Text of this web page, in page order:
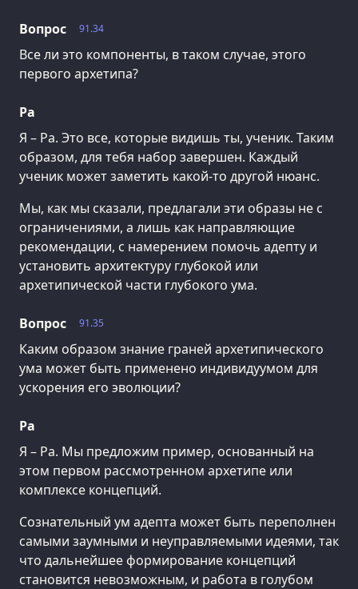
91.34
Вопрос
Все ли это компоненты, в таком случае, этого
первого архетипа?
Ра
Я – Ра. Это все, которые видишь ты, ученик. Таким
образом, для тебя набор завершен. Каждый
ученик может заметить какой-то другой нюанс.
Мы, как мы сказали, предлагали эти образы не с
ограничениями, а лишь как направляющие
рекомендации, с намерением помочь адепту и
установить архитектуру глубокой или
архетипической части глубокого ума.
91.35
Вопрос
Каким образом знание граней архетипического
ума может быть применено индивидуумом для
ускорения его эволюции?
Ра
Я – Ра. Мы предложим пример, основанный на
этом первом рассмотренном архетипе или
комплексе концепций.
Сознательный ум адепта может быть переполнен
самыми заумными и неуправляемыми идеями, так
что дальнейшее формирование концепций
становится невозможным, и работа в голубом